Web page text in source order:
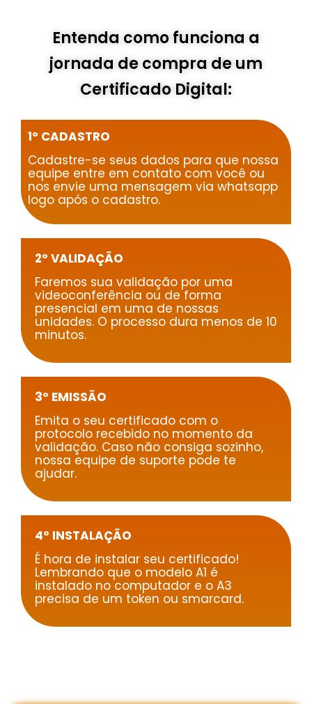
Entenda como funciona a
jornada de compra de um
Certificado Digital:
1º CADASTRO
Cadastre-se seus dados para que nossa
equipe entre em contato com você ou
nos envie uma mensagem via whatsapp
logo após o cadastro.
2º VALIDAÇÃO
Faremos sua validação por uma
videoconferência ou de forma
presencial em uma de nossas
unidades. O processo dura menos de 10
minutos.
3º EMISSÃO
Emita o seu certificado com o
protocolo recebido no momento da
validação. Caso não consiga sozinho,
nossa equipe de suporte pode te
ajudar.
4º INSTALAÇÃO
É hora de instalar seu certificado!
Lembrando que o modelo A1 é
instalado no computador e o A3
precisa de um token ou smarcard.